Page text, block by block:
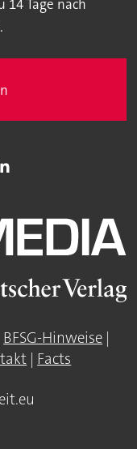
14 Tage nach
BFSG-Hinweise |
| Facts